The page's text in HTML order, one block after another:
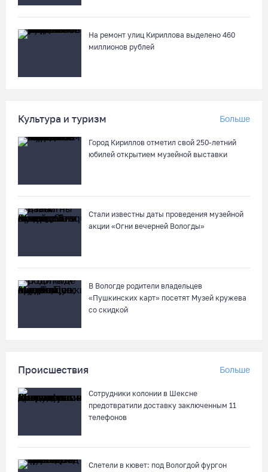
Вологодская область вошла в число лидеров по росту
рождаемости
05.08.26 / 11:33
Вологжане через чат-бот подали 26 тысяч идей для развития
региона
05.08.26 / 10:31
На ремонт улиц Кириллова выделено 460
миллионов рублей
Культура и туризм Больше
Город Кириллов отметил свой 250-летний
юбилей открытием музейной выставки
Стали известны даты проведения музейной
акции «Огни вечерней Вологды»
В Вологде родители владельцев
«Пушкинских карт» посетят Музей кружева
со скидкой
Происшествия Больше
Сотрудники колонии в Шексне
предотвратили доставку заключенным 11
телефонов
Слетели в кювет: под Вологдой фургон